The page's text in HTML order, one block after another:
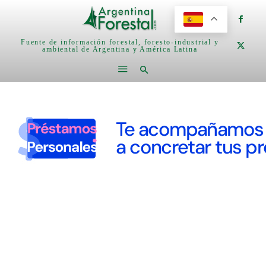
Fuente de información forestal, foresto-industrial y
ambiental de Argentina y América Latina